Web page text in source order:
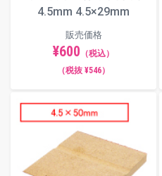
4.5mm 4.5×29mm
販売価格
¥600 （税込）
（税抜 ¥546）